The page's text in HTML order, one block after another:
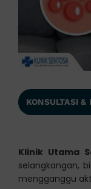
KONSULTASI &
Klinik Utama
selangkangan,
mengganggu